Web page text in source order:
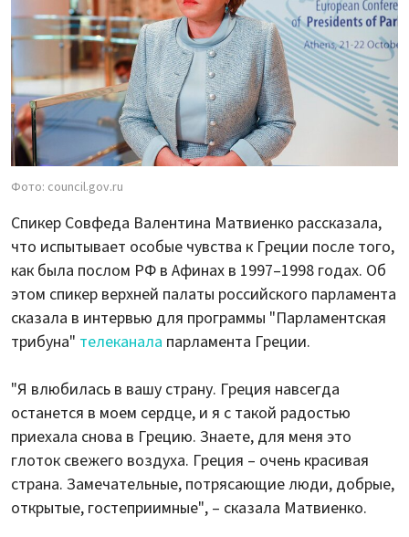
Фото: council.gov.ru
Спикер Совфеда Валентина Матвиенко рассказала,
что испытывает особые чувства к Греции после того,
как была послом РФ в Афинах в 1997–1998 годах. Об
этом спикер верхней палаты российского парламента
сказала в интервью для программы "Парламентская
трибуна" телеканала парламента Греции.
"Я влюбилась в вашу страну. Греция навсегда
останется в моем сердце, и я с такой радостью
приехала снова в Грецию. Знаете, для меня это
глоток свежего воздуха. Греция – очень красивая
страна. Замечательные, потрясающие люди, добрые,
открытые, гостеприимные", – сказала Матвиенко.